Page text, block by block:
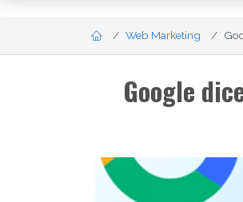
Web Marketing
Google